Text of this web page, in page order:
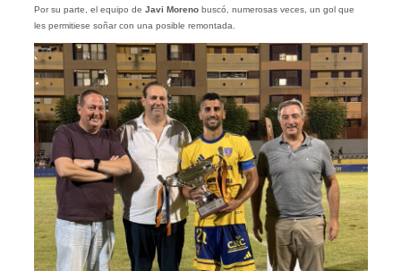
Por su parte, el equipo de Javi Morenobuscó, numerosas veces, un gol que
les permitiese soñar con una posible remontada.